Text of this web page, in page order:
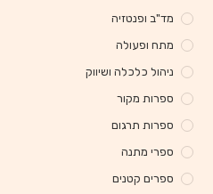
מד"ב ופנטזיה
מתח ופעולה
ניהול כלכלה ושיווק
ספרות מקור
ספרות תרגום
ספרי מתנה
ספרים קטנים